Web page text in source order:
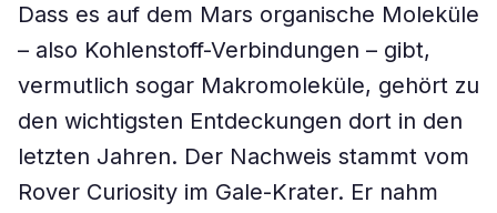
Dass es auf dem Mars organische Moleküle
– also Kohlenstoff-Verbindungen – gibt,
vermutlich sogar Makromoleküle, gehört zu
den wichtigsten Entdeckungen dort in den
letzten Jahren. Der Nachweis stammt vom
Rover Curiosity im Gale-Krater. Er nahm